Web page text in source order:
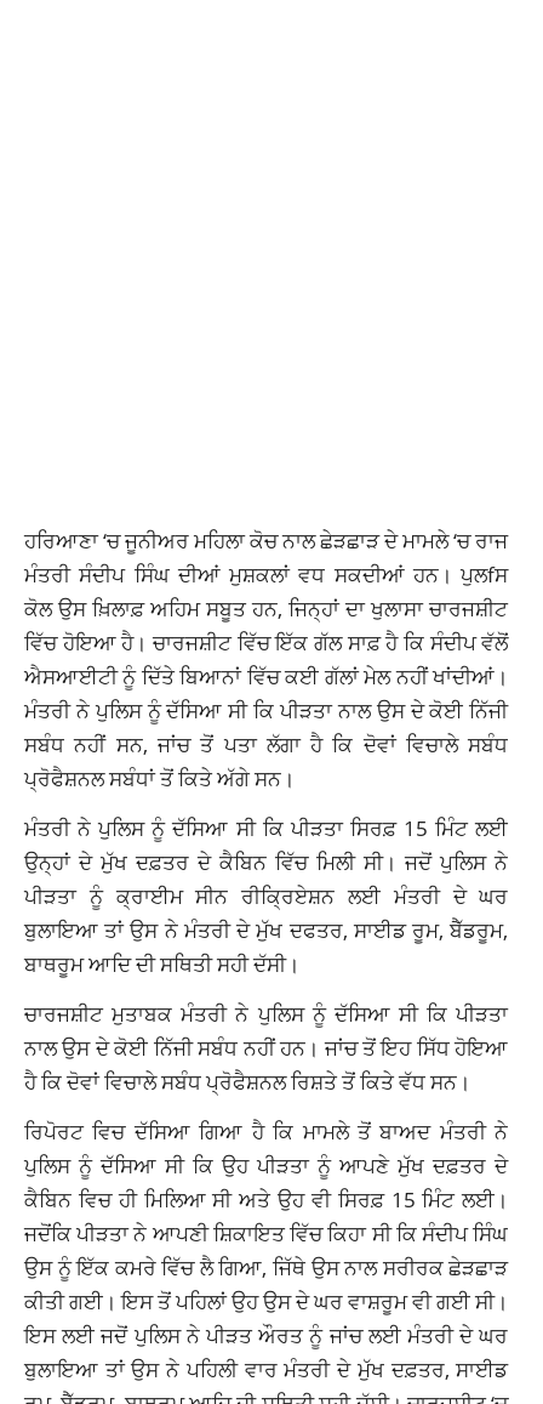
ਹਰਿਆਣਾ ‘ਚ ਜੂਨੀਅਰ ਮਹਿਲਾ ਕੋਚ ਨਾਲ ਛੇੜਛਾੜ ਦੇ ਮਾਮਲੇ ‘ਚ ਰਾਜ
ਮੰਤਰੀ ਸੰਦੀਪ ਸਿੰਘ ਦੀਆਂ ਮੁਸ਼ਕਲਾਂ ਵਧ ਸਕਦੀਆਂ ਹਨ। ਪੁਲfਸ
ਕੋਲ ਉਸ ਖ਼ਿਲਾਫ਼ ਅਹਿਮ ਸਬੂਤ ਹਨ, ਜਿਨ੍ਹਾਂ ਦਾ ਖੁਲਾਸਾ ਚਾਰਜਸ਼ੀਟ
ਵਿੱਚ ਹੋਇਆ ਹੈ। ਚਾਰਜਸ਼ੀਟ ਵਿੱਚ ਇੱਕ ਗੱਲ ਸਾਫ਼ ਹੈ ਕਿ ਸੰਦੀਪ ਵੱਲੋਂ
ਐਸਆਈਟੀ ਨੂੰ ਦਿੱਤੇ ਬਿਆਨਾਂ ਵਿੱਚ ਕਈ ਗੱਲਾਂ ਮੇਲ ਨਹੀਂ ਖਾਂਦੀਆਂ।
ਮੰਤਰੀ ਨੇ ਪੁਲਿਸ ਨੂੰ ਦੱਸਿਆ ਸੀ ਕਿ ਪੀੜਤਾ ਨਾਲ ਉਸ ਦੇ ਕੋਈ ਨਿੱਜੀ
ਸਬੰਧ ਨਹੀਂ ਸਨ, ਜਾਂਚ ਤੋਂ ਪਤਾ ਲੱਗਾ ਹੈ ਕਿ ਦੋਵਾਂ ਵਿਚਾਲੇ ਸਬੰਧ
ਪ੍ਰੋਫੈਸ਼ਨਲ ਸਬੰਧਾਂ ਤੋਂ ਕਿਤੇ ਅੱਗੇ ਸਨ।
ਮੰਤਰੀ ਨੇ ਪੁਲਿਸ ਨੂੰ ਦੱਸਿਆ ਸੀ ਕਿ ਪੀੜਤਾ ਸਿਰਫ਼ 15 ਮਿੰਟ ਲਈ
ਉਨ੍ਹਾਂ ਦੇ ਮੁੱਖ ਦਫ਼ਤਰ ਦੇ ਕੈਬਿਨ ਵਿੱਚ ਮਿਲੀ ਸੀ। ਜਦੋਂ ਪੁਲਿਸ ਨੇ
ਪੀੜਤਾ ਨੂੰ ਕ੍ਰਾਈਮ ਸੀਨ ਰੀਕ੍ਰਿਏਸ਼ਨ ਲਈ ਮੰਤਰੀ ਦੇ ਘਰ
ਬੁਲਾਇਆ ਤਾਂ ਉਸ ਨੇ ਮੰਤਰੀ ਦੇ ਮੁੱਖ ਦਫਤਰ, ਸਾਈਡ ਰੂਮ, ਬੈੱਡਰੂਮ,
ਬਾਥਰੂਮ ਆਦਿ ਦੀ ਸਥਿਤੀ ਸਹੀ ਦੱਸੀ।
ਚਾਰਜਸ਼ੀਟ ਮੁਤਾਬਕ ਮੰਤਰੀ ਨੇ ਪੁਲਿਸ ਨੂੰ ਦੱਸਿਆ ਸੀ ਕਿ ਪੀੜਤਾ
ਨਾਲ ਉਸ ਦੇ ਕੋਈ ਨਿੱਜੀ ਸਬੰਧ ਨਹੀਂ ਹਨ। ਜਾਂਚ ਤੋਂ ਇਹ ਸਿੱਧ ਹੋਇਆ
ਹੈ ਕਿ ਦੋਵਾਂ ਵਿਚਾਲੇ ਸਬੰਧ ਪ੍ਰੋਫੈਸ਼ਨਲ ਰਿਸ਼ਤੇ ਤੋਂ ਕਿਤੇ ਵੱਧ ਸਨ।
ਰਿਪੋਰਟ ਵਿਚ ਦੱਸਿਆ ਗਿਆ ਹੈ ਕਿ ਮਾਮਲੇ ਤੋਂ ਬਾਅਦ ਮੰਤਰੀ ਨੇ
ਪੁਲਿਸ ਨੂੰ ਦੱਸਿਆ ਸੀ ਕਿ ਉਹ ਪੀੜਤਾ ਨੂੰ ਆਪਣੇ ਮੁੱਖ ਦਫ਼ਤਰ ਦੇ
ਕੈਬਿਨ ਵਿਚ ਹੀ ਮਿਲਿਆ ਸੀ ਅਤੇ ਉਹ ਵੀ ਸਿਰਫ਼ 15 ਮਿੰਟ ਲਈ।
ਜਦੋਂਕਿ ਪੀੜਤਾ ਨੇ ਆਪਣੀ ਸ਼ਿਕਾਇਤ ਵਿੱਚ ਕਿਹਾ ਸੀ ਕਿ ਸੰਦੀਪ ਸਿੰਘ
ਉਸ ਨੂੰ ਇੱਕ ਕਮਰੇ ਵਿੱਚ ਲੈ ਗਿਆ, ਜਿੱਥੇ ਉਸ ਨਾਲ ਸਰੀਰਕ ਛੇੜਛਾੜ
ਕੀਤੀ ਗਈ। ਇਸ ਤੋਂ ਪਹਿਲਾਂ ਉਹ ਉਸ ਦੇ ਘਰ ਵਾਸ਼ਰੂਮ ਵੀ ਗਈ ਸੀ।
ਇਸ ਲਈ ਜਦੋਂ ਪੁਲਿਸ ਨੇ ਪੀੜਤ ਔਰਤ ਨੂੰ ਜਾਂਚ ਲਈ ਮੰਤਰੀ ਦੇ ਘਰ
ਬੁਲਾਇਆ ਤਾਂ ਉਸ ਨੇ ਪਹਿਲੀ ਵਾਰ ਮੰਤਰੀ ਦੇ ਮੁੱਖ ਦਫ਼ਤਰ, ਸਾਈਡ